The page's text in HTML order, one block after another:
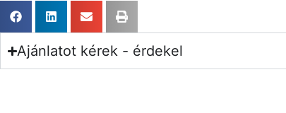
Ajánlatot kérek - érdekel